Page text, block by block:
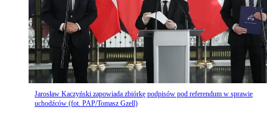
Jarosław Kaczyński zapowiada zbiórkę podpisów pod referendum w sprawie
uchodźców (fot. PAP/Tomasz Gzell)